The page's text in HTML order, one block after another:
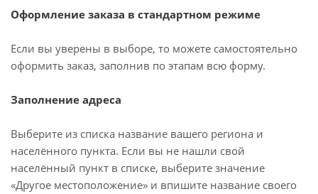
Оформление заказа в стандартном режиме
Если вы уверены в выборе, то можете самостоятельно
оформить заказ, заполнив по этапам всю форму.
Заполнение адреса
Выберите из списка название вашего региона и
населённого пункта. Если вы не нашли свой
населённый пункт в списке, выберите значение
«Другое местоположение» и впишите название своего